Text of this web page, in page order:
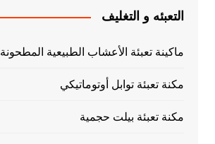
التعبئه و التغليف
ماكينة تعبئة الأعشاب الطبيعية المطحونة
مكنة تعبئة توابل أوتوماتيكي
مكنة تعبئة بيلت حجمية